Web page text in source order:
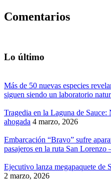
Comentarios
Lo último
Más de 50 nuevas especies
siguen siendo un laboratorio
Tragedia en la Laguna de
ahogada 4 marzo, 2026
Embarcación “Bravo” sufre
pasajeros en la ruta San Lorenzo
Ejecutivo lanza megapaquete de
2 marzo, 2026